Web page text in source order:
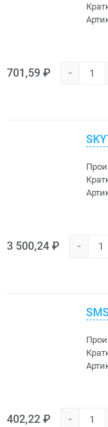
701,59 ₽ -
3 500,24 ₽ -
402,22 ₽ -